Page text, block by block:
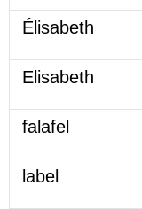
Élisabeth
Elisabeth
falafel
label